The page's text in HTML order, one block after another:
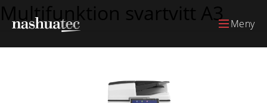
Meny
Multifunktion svartvitt A3